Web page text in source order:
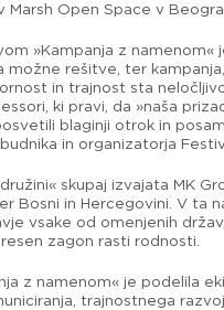
Open Space v
»Kampanja z
možne rešitve, ter
in trajnost sta
ki pravi, da »naša
blaginji otrok in
in organizatorja
skupaj izvajata MK
Bosni in Hercegovini. V ta
vsake od omenjenih
zagon rasti rodnosti.
z namenom« je podelila
trajnostnega